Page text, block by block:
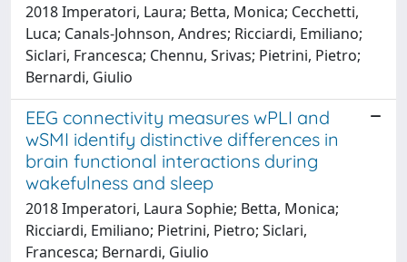
2018 Imperatori, Laura; Betta, Monica; Cecchetti,
Luca; Canals-Johnson, Andres; Ricciardi, Emiliano;
Siclari, Francesca; Chennu, Srivas; Pietrini, Pietro;
Bernardi, Giulio
EEG connectivity measures wPLI and
wSMI identify distinctive differences in
brain functional interactions during
wakefulness and sleep
2018 Imperatori, Laura Sophie; Betta, Monica;
Ricciardi, Emiliano; Pietrini, Pietro; Siclari,
Francesca; Bernardi, Giulio